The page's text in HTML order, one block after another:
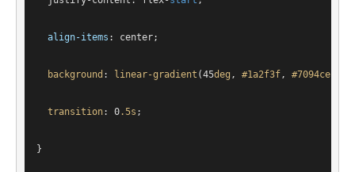
align-items : center;
background : linear-gradient (45deg , #1a2f3f, #7094ce);
transition: 0.5s ;
}